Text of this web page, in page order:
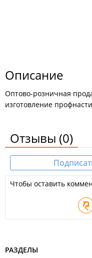
Описание
Оптово-розничная
изготовление
Отзывы (0)
Чтобы оставить
РАЗДЕЛЫ